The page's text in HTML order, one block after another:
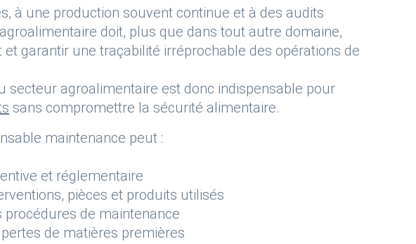
à une production souvent continue et à des audits
doit, plus que dans tout autre domaine,
garantir une traçabilité irréprochable des opérations de
secteur agroalimentaire est donc indispensable pour
sans compromettre la sécurité alimentaire.
maintenance peut :
et réglementaire
pièces et produits utilisés
procédures de maintenance
de matières premières